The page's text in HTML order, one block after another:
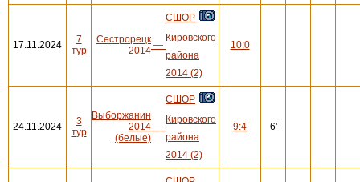
17.11.2024
7
тур
Сестрорецк
2014 —
СШОР
Кировского
района
2014 (2)
10:0
24.11.2024
3
тур
Выборжанин
2014
(белые)
—
СШОР
Кировского
района
2014 (2)
9:4 6'